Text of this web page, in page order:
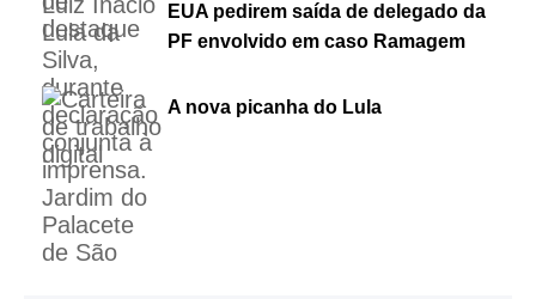
EUA pedirem saída de delegado da
PF envolvido em caso Ramagem
A nova picanha do Lula